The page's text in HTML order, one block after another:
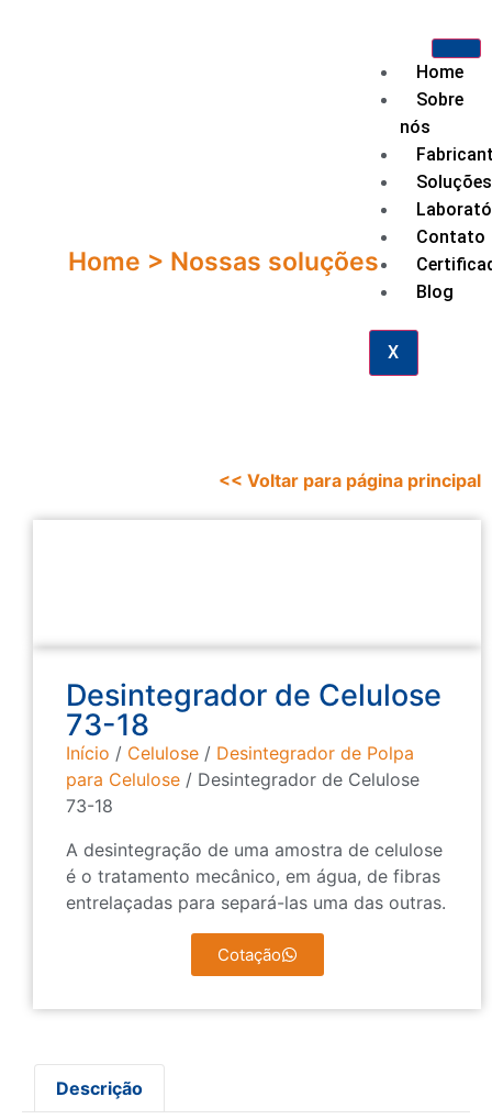
Home
Sobre
nós
Soluções
Contato
Blog
X
Home > Nossas soluções
<< Voltar para página principal
Desintegrador de Celulose
73-18
Início / Celulose / Desintegrador de Polpa
para Celulose / Desintegrador de Celulose
73-18
A desintegração de uma amostra de celulose
é o tratamento mecânico, em água, de fibras
entrelaçadas para separá-las uma das outras.
Cotação
Descrição